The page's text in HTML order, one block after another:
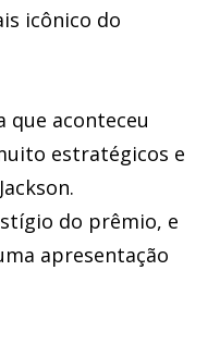
icônico do
que aconteceu
estratégicos e
do prêmio, e
apresentação